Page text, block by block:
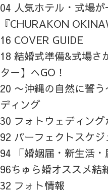
04 人気ホテル・式場
『CHURAKON
16 COVER GUIDE
18 結婚式準備&式場さ
ター】へGO！
20 〜沖縄の自然に誓
ディング
30 フォトウェディン
92 パーフェクトスケジ
94 「婚姻届・新生活
96ちゅら婚オススメ結
32 フォト情報